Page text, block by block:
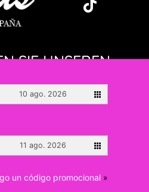
SIE UNSEREN
10 ago. 2026
11 ago. 2026
un código promocional »